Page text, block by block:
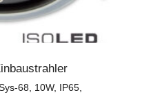
68, 10W, IP65,